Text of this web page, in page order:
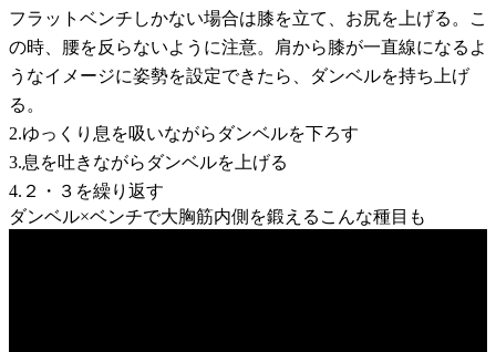
フラットベンチしかない場合は膝を立て、お尻を上げる。こ
の時、腰を反らないように注意。肩から膝が一直線になるよ
うなイメージに姿勢を設定できたら、ダンベルを持ち上げ
る。
2.ゆっくり息を吸いながらダンベルを下ろす
3.息を吐きながらダンベルを上げる
4.２・３を繰り返す
ダンベル×ベンチで大胸筋内側を鍛えるこんな種目も